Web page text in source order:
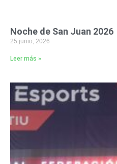
Noche de San Juan 2026
25 junio, 2026
Leer más »